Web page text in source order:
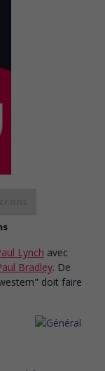
Lynch avec
Bradley. De
doit faire